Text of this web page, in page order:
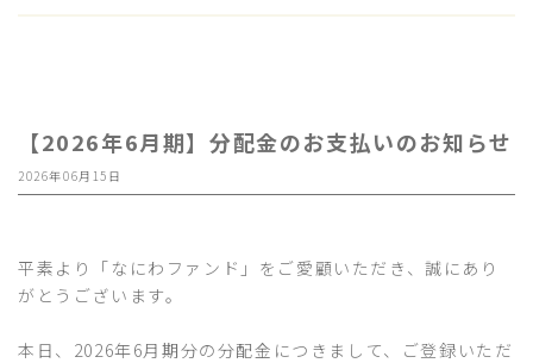
【2026年6月期】分配金のお支払いのお知らせ
2026年06月15日
平素より「なにわファンド」をご愛顧いただき、誠にあり
がとうございます。
本日、2026年6月期分の分配金につきまして、ご登録いただ